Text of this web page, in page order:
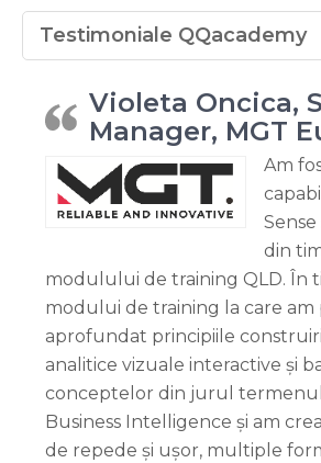
Testimoniale QQacademy
Violeta Oncica,
Manager, MGT
Am
din
modulului de training QLD. În
modului de training la care am
aprofundat principiile
analitice vizuale interactive și
conceptelor din jurul
Business Intelligence și am
de repede și ușor, multiple